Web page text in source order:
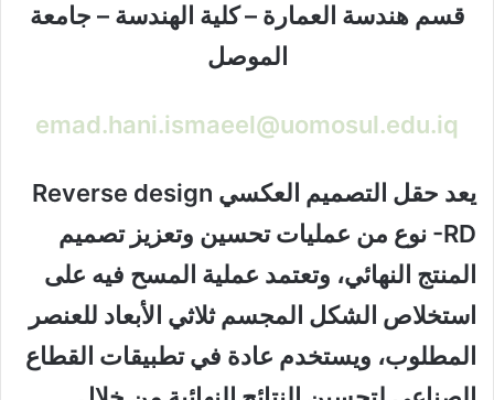
قسم هندسة العمارة – كلية الهندسة – جامعة
الموصل
emad.hani.ismaeel@uomosul.edu.iq
يعد حقل التصميم العكسي Reverse design
-RD نوع من عمليات تحسين وتعزيز تصميم
المنتج النهائي، وتعتمد عملية المسح فيه على
استخلاص الشكل المجسم ثلاثي الأبعاد للعنصر
المطلوب، ويستخدم عادة في تطبيقات القطاع